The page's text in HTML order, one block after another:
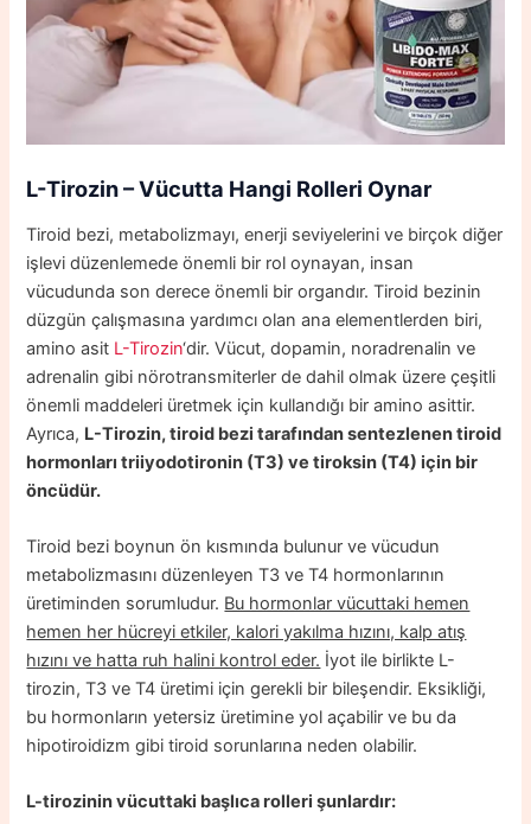
L-Tirozin – Vücutta Hangi Rolleri Oynar
Tiroid bezi, metabolizmayı, enerji seviyelerini ve birçok diğer
işlevi düzenlemede önemli bir rol oynayan, insan
vücudunda son derece önemli bir organdır. Tiroid bezinin
düzgün çalışmasına yardımcı olan ana elementlerden biri,
amino asit L-Tirozin‘dir. Vücut, dopamin, noradrenalin ve
adrenalin gibi nörotransmiterler de dahil olmak üzere çeşitli
önemli maddeleri üretmek için kullandığı bir amino asittir.
Ayrıca, L-Tirozin, tiroid bezi tarafından sentezlenen tiroid
hormonları triiyodotironin (T3) ve tiroksin (T4) için bir
öncüdür.
Tiroid bezi boynun ön kısmında bulunur ve vücudun
metabolizmasını düzenleyen T3 ve T4 hormonlarının
üretiminden sorumludur. Bu hormonlar vücuttaki hemen
hemen her hücreyi etkiler, kalori yakılma hızını, kalp atış
hızını ve hatta ruh halini kontrol eder. İyot ile birlikte L-
tirozin, T3 ve T4 üretimi için gerekli bir bileşendir. Eksikliği,
bu hormonların yetersiz üretimine yol açabilir ve bu da
hipotiroidizm gibi tiroid sorunlarına neden olabilir.
L-tirozinin vücuttaki başlıca rolleri şunlardır: